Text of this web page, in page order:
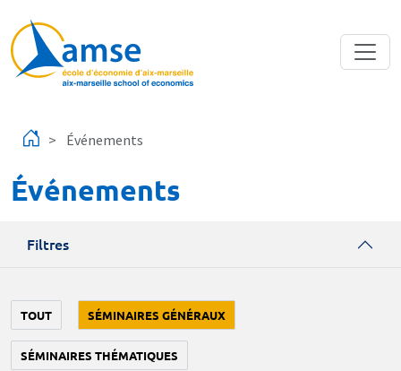
Événements
Événements
Filtres
TOUT SÉMINAIRES GÉNÉRAUX
SÉMINAIRES THÉMATIQUES